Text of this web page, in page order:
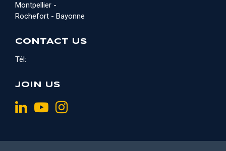
Montpellier -
Rochefort - Bayonne
CONTACT US
Tél:
JOIN US